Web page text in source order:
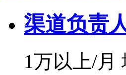
渠道负责
1万以上/月